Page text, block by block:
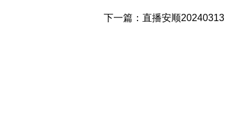
下一篇： 直播安顺20240313